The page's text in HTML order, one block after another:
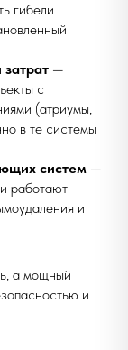
гибели
—
с
(атриумы,
в те системы
систем —
работают
и
а мощный
и